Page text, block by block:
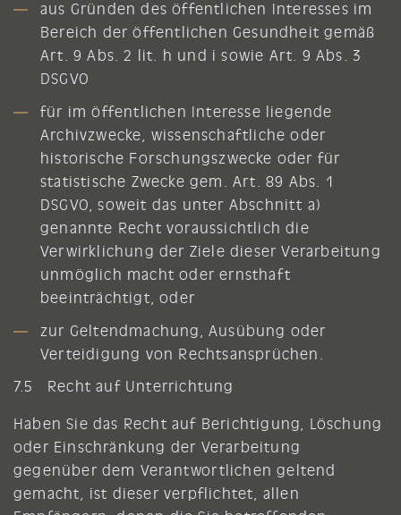
aus Gründen des öffentlichen Interesses im
Bereich der öffentlichen Gesundheit gemäß
Art. 9 Abs. 2 lit. h und i sowie Art. 9 Abs. 3
DSGVO
für im öffentlichen Interesse liegende
Archivzwecke, wissenschaftliche oder
historische Forschungszwecke oder für
statistische Zwecke gem. Art. 89 Abs. 1
DSGVO, soweit das unter Abschnitt a)
genannte Recht voraussichtlich die
Verwirklichung der Ziele dieser Verarbeitung
unmöglich macht oder ernsthaft
beeinträchtigt, oder
zur Geltendmachung, Ausübung oder
Verteidigung von Rechtsansprüchen.
7.5 Recht auf Unterrichtung
Haben Sie das Recht auf Berichtigung, Löschung
oder Einschränkung der Verarbeitung
gegenüber dem Verantwortlichen geltend
gemacht, ist dieser verpflichtet, allen